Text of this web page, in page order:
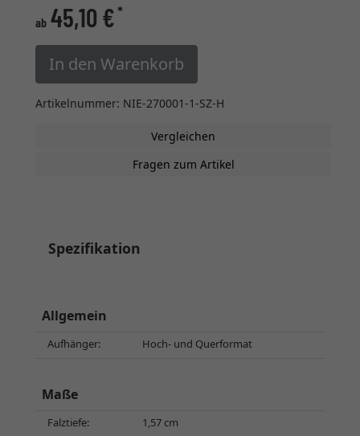
ab 45,10 €*
In den Warenkorb
Artikelnummer: NIE-270001-1-SZ-H
Vergleichen
Fragen zum Artikel
Spezifikation
Allgemein
Aufhänger: Hoch- und Querformat
Maße
Falztiefe: 1,57 cm